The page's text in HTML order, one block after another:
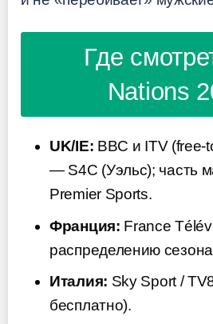
Где
Nations
UK/IE: BBC и ITV (free-
— S4C (Уэльс); часть
Premier Sports.
Франция: France
распределению
Италия: Sky Sport /
бесплатно).